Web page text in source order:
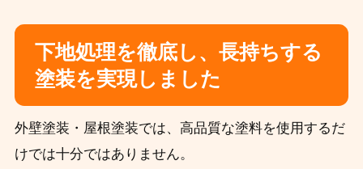
下地処理を徹底し、長持ちする
塗装を実現しました
外壁塗装・屋根塗装では、高品質な塗料を使用するだ
けでは十分ではありません。